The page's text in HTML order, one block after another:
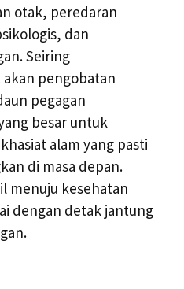
otak, peredaran
dan
Seiring
pengobatan
pegagan
besar untuk
alam yang pasti
di masa depan.
menuju kesehatan
dengan detak jantung